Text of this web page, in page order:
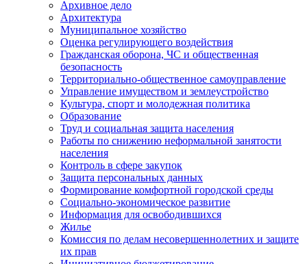
Архивное дело
Архитектура
Муниципальное хозяйство
Оценка регулирующего воздействия
Гражданская оборона, ЧС и общественная
безопасность
Территориально-общественное самоуправление
Управление имуществом и землеустройство
Культура, спорт и молодежная политика
Образование
Труд и социальная защита населения
Работы по снижению неформальной занятости
населения
Контроль в сфере закупок
Защита персональных данных
Формирование комфортной городской среды
Социально-экономическое развитие
Информация для освободившихся
Жилье
Комиссия по делам несовершеннолетних и защите
их прав